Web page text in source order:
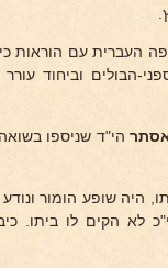
העברית עם הוראות
הבולים וביחוד
הי"ד שניספו
שופע הומור ונודע
לא הקים לו ביתו.